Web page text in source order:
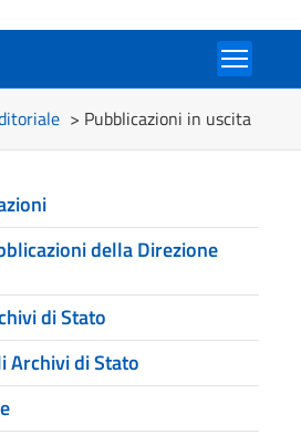
> Pubblicazioni in uscita
della Direzione
di Stato
Archivi di Stato